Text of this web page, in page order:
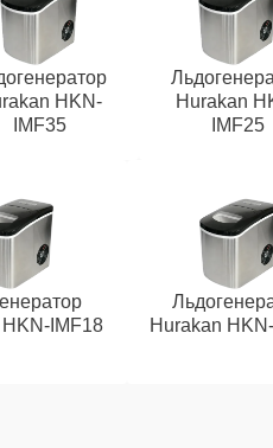
HKN-
IMF35
Hurakan
IMF25
IMF18
Hurakan